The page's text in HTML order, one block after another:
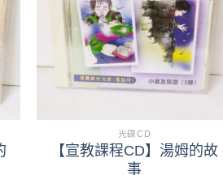
光碟CD
【宣教課程CD】湯姆的故
事